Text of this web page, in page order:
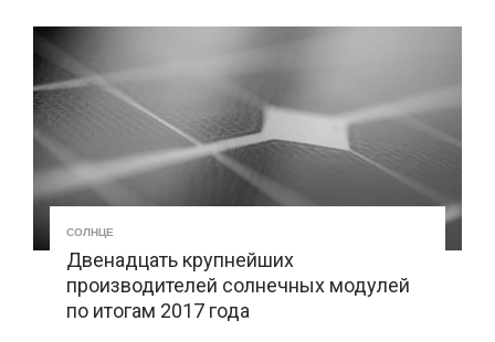
СОЛНЦЕ
Двенадцать крупнейших
производителей солнечных модулей
по итогам 2017 года